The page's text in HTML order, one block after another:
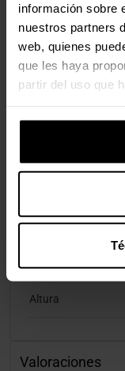
información sobre
nuestros partners
web, quienes
que les haya
partir del uso que
Cantidad por
Contenido del
Peso y
Ancho
Altura
Valoraciones